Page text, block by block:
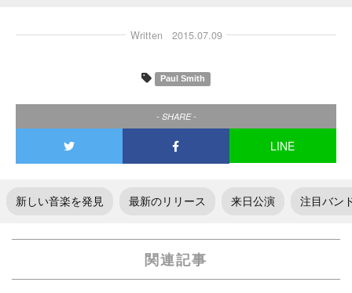
Written 2015.07.09
Paul Smith
- SHARE -
LINE
新しい音楽を発見 最新のリリース 来日公演 注目バン
関連記事